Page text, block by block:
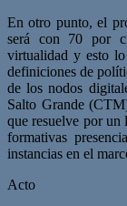
En otro punto, el
será con 70 por
virtualidad y esto
definiciones de
de los nodos
Salto Grande
que resuelve por un
formativas
instancias en el
Acto